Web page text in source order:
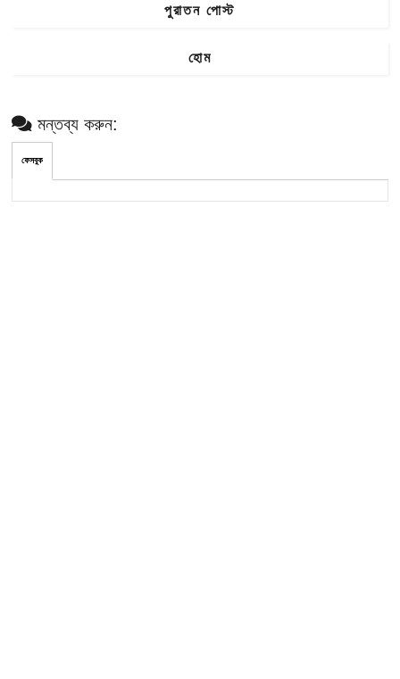
পুরাতন পোস্ট
হোম
মন্তব্য করুন:
ফেসবুক